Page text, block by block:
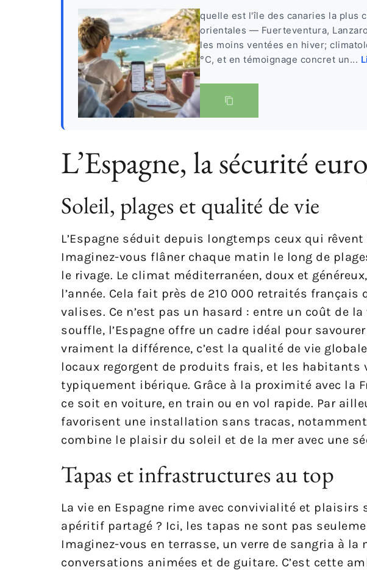
quelle est l'île des canaries la plus
orientales — Fuerteventura,
les moins ventées en hiver;
°C, et en témoignage concret un...
L’Espagne, la sécurité
Soleil, plages et qualité de vie
L’Espagne séduit depuis longtemps ceux qui
Imaginez-vous flâner chaque matin le long de
le rivage. Le climat méditerranéen, doux et
l’année. Cela fait près de 210 000 retraités
valises. Ce n’est pas un hasard : entre un coût de
souffle, l’Espagne offre un cadre idéal pour
vraiment la différence, c’est la qualité de vie
locaux regorgent de produits frais, et les habitants
typiquement ibérique. Grâce à la proximité avec la
ce soit en voiture, en train ou en vol rapide. Par
favorisent une installation sans tracas, notamment
combine le plaisir du soleil et de la mer avec une
Tapas et infrastructures au top
La vie en Espagne rime avec convivialité et
apéritif partagé ? Ici, les tapas ne sont pas
Imaginez-vous en terrasse, un verre de sangria à
conversations animées et de guitare. C’est cette